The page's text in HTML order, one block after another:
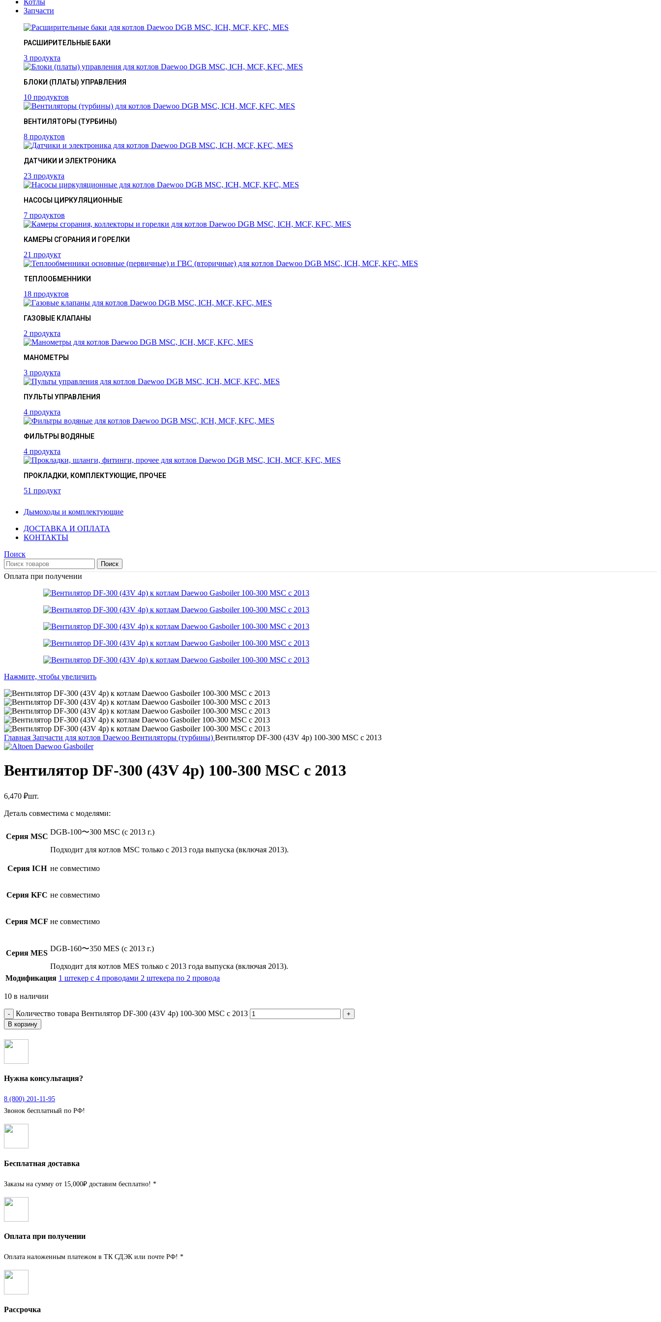
Котлы
Запчасти
РАСШИРИТЕЛЬНЫЕ БАКИ
3 продукта
БЛОКИ (ПЛАТЫ) УПРАВЛЕНИЯ
10 продуктов
ВЕНТИЛЯТОРЫ (ТУРБИНЫ)
8 продуктов
ДАТЧИКИ И ЭЛЕКТРОНИКА
23 продукта
НАСОСЫ ЦИРКУЛЯЦИОННЫЕ
7 продуктов
КАМЕРЫ СГОРАНИЯ И ГОРЕЛКИ
21 продукт
ТЕПЛООБМЕННИКИ
18 продуктов
ГАЗОВЫЕ КЛАПАНЫ
2 продукта
МАНОМЕТРЫ
3 продукта
ПУЛЬТЫ УПРАВЛЕНИЯ
4 продукта
ФИЛЬТРЫ ВОДЯНЫЕ
4 продукта
ПРОКЛАДКИ, КОМПЛЕКТУЮЩИЕ, ПРОЧЕЕ
51 продукт
Дымоходы и комплектующие
ДОСТАВКА И ОПЛАТА
КОНТАКТЫ
Поиск
Поиск
Оплата при получении
Нажмите, чтобы увеличить
Главная Запчасти для котлов Daewoo Вентиляторы (турбины) Вентилятор DF-300 (43V 4p) 100-300 MSC с 2013
Вентилятор DF-300 (43V 4p) 100-300 MSC с 2013
6,470 ₽шт.
Деталь совместима с моделями:
Серия MSC
DGB-100〜300 MSC (с 2013 г.)
Подходит для котлов MSC только с 2013 года выпуска (включая 2013).
Серия ICH не совместимо
Серия KFC не совместимо
Серия MCF не совместимо
Серия MES
DGB-160〜350 MES (с 2013 г.)
Подходит для котлов MES только с 2013 года выпуска (включая 2013).
Модификация 1 штекер с 4 проводами 2 штекера по 2 провода
10 в наличии
Количество товара Вентилятор DF-300 (43V 4p) 100-300 MSC с 2013
В корзину
Нужна консультация?
8 (800) 201-11-95
Звонок бесплатный по РФ!
Бесплатная доставка
Заказы на сумму от 15,000₽ доставим бесплатно! *
Оплата при получении
Оплата наложенным платежом в ТК СДЭК или почте РФ! *
Рассрочка